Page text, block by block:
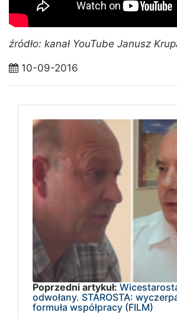
źródło: kanał YouTube Janusz
10-09-2016
Poprzedni artykuł:
odwołany. STAROSTA:
formuła współpracy (FILM)